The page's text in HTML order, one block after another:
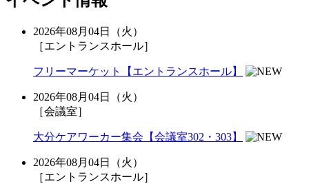
2026年08月04日（火）
［エントランスホール］
フリーマーケット【エントランスホール】
2026年08月04日（火）
［会議室］
大分ケアワーカー集会【会議室302・303】
2026年08月04日（火）
［エントランスホール］